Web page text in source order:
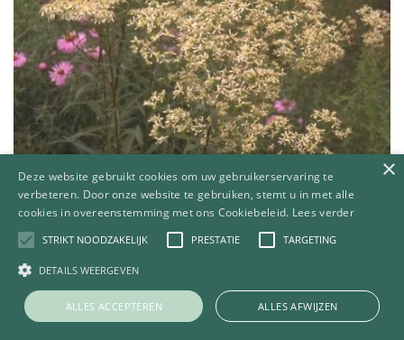
Aster
Aster umbellatus
×
Deze website gebruikt cookies om uw gebruikerservaring te
verbeteren. Door onze website te gebruiken, stemt u in met alle
cookies in overeenstemming met ons Cookiebeleid. Lees verder
STRIKT NOODZAKELIJK PRESTATIE TARGETING
DETAILS WEERGEVEN
ALLES ACCEPTEREN ALLES AFWIJZEN